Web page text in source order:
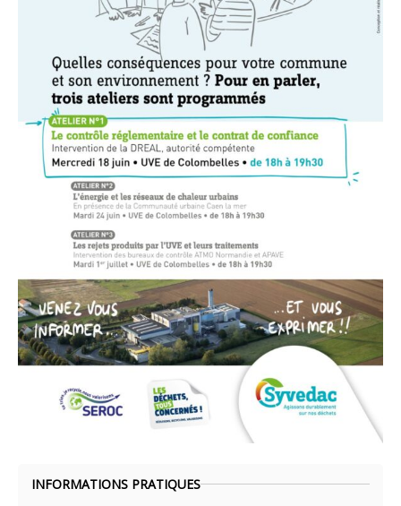
INFORMATIONS PRATIQUES